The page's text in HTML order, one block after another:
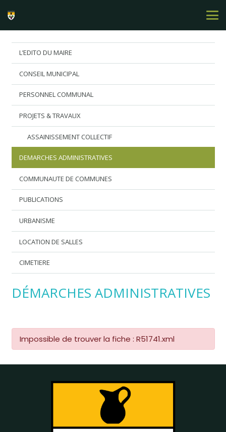
L’EDITO DU MAIRE
CONSEIL MUNICIPAL
PERSONNEL COMMUNAL
PROJETS & TRAVAUX
ASSAINISSEMENT COLLECTIF
DEMARCHES ADMINISTRATIVES
COMMUNAUTE DE COMMUNES
PUBLICATIONS
URBANISME
LOCATION DE SALLES
CIMETIERE
DÉMARCHES ADMINISTRATIVES
Impossible de trouver la fiche : R51741.xml